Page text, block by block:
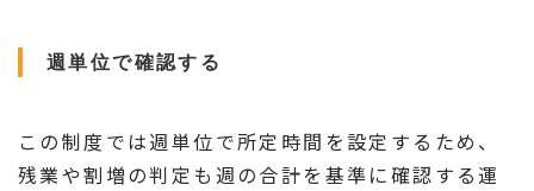
週単位で確認する
この制度では週単位で所定時間を設定するため、
残業や割増の判定も週の合計を基準に確認する運